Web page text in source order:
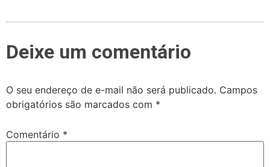
Deixe um comentário
O seu endereço de e-mail não será publicado. Campos
obrigatórios são marcados com *
Comentário *